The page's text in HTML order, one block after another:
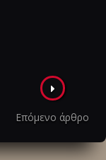
Επόμενο άρθρο